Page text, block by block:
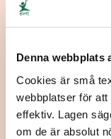
Denna webbplats
Cookies är små
webbplatser för
effektiv. Lagen
om de är absolut
lätt att veta hur
foldern har vi